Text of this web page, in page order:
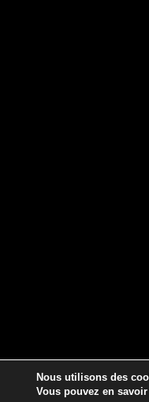
Nous utilisons des
Vous pouvez en